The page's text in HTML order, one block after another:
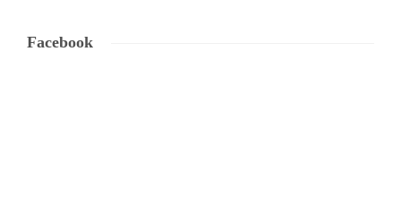
Facebook